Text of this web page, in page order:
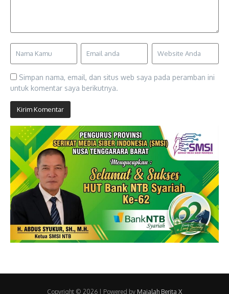
Simpan nama, email, dan situs web saya pada peramban ini
untuk komentar saya berikutnya.
Copyright © 2026 | Powered by Majalah Berita X